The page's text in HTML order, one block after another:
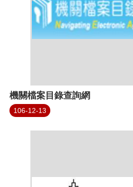
機關檔案目錄查詢網
106-12-13